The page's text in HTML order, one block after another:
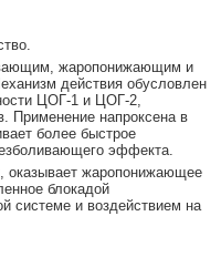
жаропонижающим и
действия обусловлен
ЦОГ-1 и ЦОГ-2,
Применение напроксена в
более быстрое
эффекта.
оказывает жаропонижающее
блокадой
системе и воздействием на